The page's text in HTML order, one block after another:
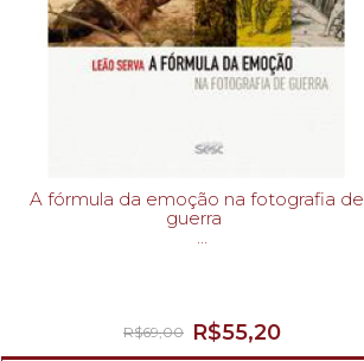
A fórmula da emoção na fotografia de
guerra
R$55,20
R$69,00